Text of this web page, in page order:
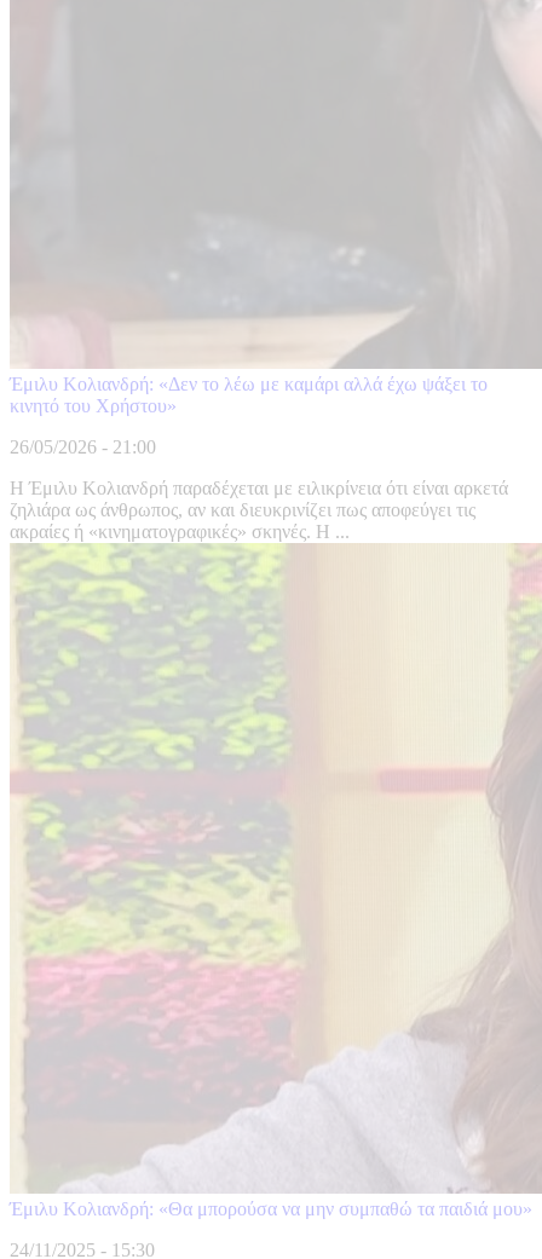
Έμιλυ Κολιανδρή: «Δεν το λέω με καμάρι αλλά έχω ψάξει το
κινητό του Χρήστου»
26/05/2026 - 21:00
H Έμιλυ Κολιανδρή παραδέχεται με ειλικρίνεια ότι είναι αρκετά
ζηλιάρα ως άνθρωπος, αν και διευκρινίζει πως αποφεύγει τις
ακραίες ή «κινηματογραφικές» σκηνές. H ...
Έμιλυ Κολιανδρή: «Θα μπορούσα να μην συμπαθώ τα παιδιά μου»
24/11/2025 - 15:30